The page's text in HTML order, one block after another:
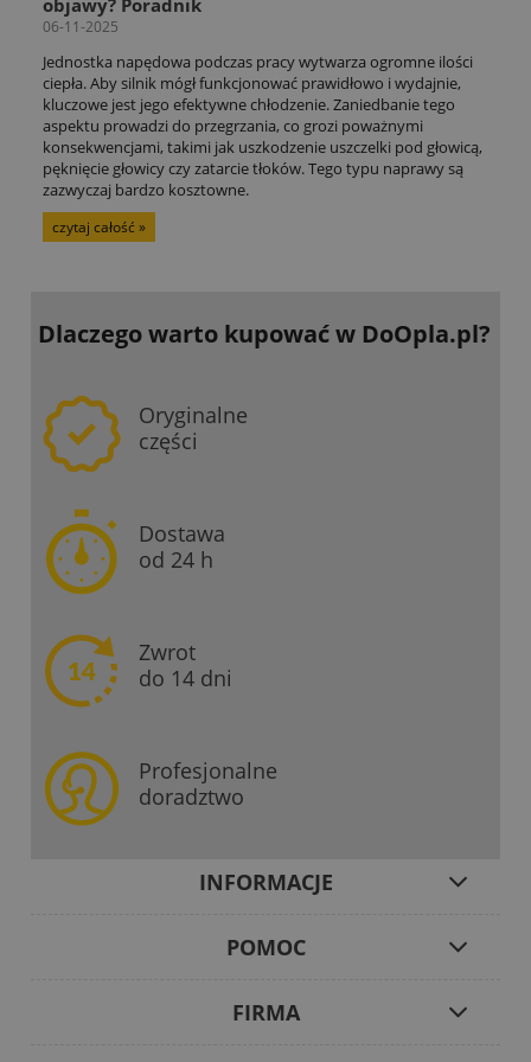
06-11-2025
Jednostka napędowa podczas pracy wytwarza ogromne ilości
ciepła. Aby silnik mógł funkcjonować prawidłowo i wydajnie,
kluczowe jest jego efektywne chłodzenie. Zaniedbanie tego
aspektu prowadzi do przegrzania, co grozi poważnymi
konsekwencjami, takimi jak uszkodzenie uszczelki pod głowicą,
pęknięcie głowicy czy zatarcie tłoków. Tego typu naprawy są
zazwyczaj bardzo kosztowne.
czytaj całość »
Dlaczego warto kupowaćw DoOpla.pl?
Oryginalne
części
Dostawa
od 24 h
Zwrot
do 14 dni
Profesjonalne
doradztwo
INFORMACJE
POMOC
FIRMA